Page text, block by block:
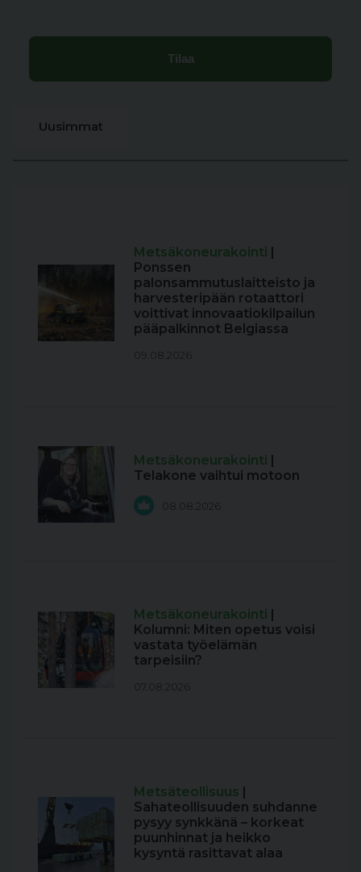
Uusimmat
Metsäkoneurakointi
Ponssen
palonsammutuslaitteisto ja
harvesteripään rotaattori
voittivat innovaatiokilpailun
pääpalkinnot Belgiassa
09.08.2026
Metsäkoneurakointi
Telakone vaihtui motoon
08.08.2026
Metsäkoneurakointi
Kolumni: Miten opetus voisi
vastata työelämän
tarpeisiin?
07.08.2026
Metsäteollisuus
Sahateollisuuden suhdanne
pysyy synkkänä – korkeat
puunhinnat ja heikko
kysyntä rasittavat alaa